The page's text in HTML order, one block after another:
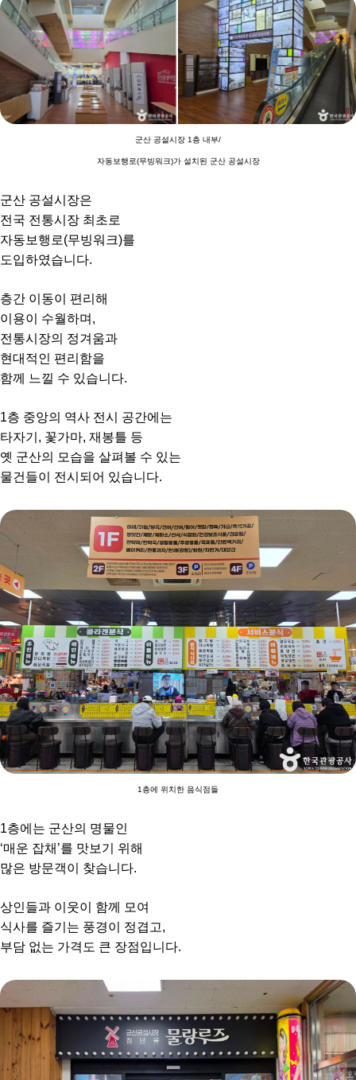
군산 공설시장 1층 내부/
자동보행로(무빙워크)가 설치된 군산 공설시장
군산 공설시장은
전국 전통시장 최초로
자동보행로(무빙워크)를
도입하였습니다.
층간 이동이 편리해
이용이 수월하며,
전통시장의 정겨움과
현대적인 편리함을
함께 느낄 수 있습니다.
1층 중앙의 역사 전시 공간에는
타자기, 꽃가마, 재봉틀 등
옛 군산의 모습을 살펴볼 수 있는
물건들이 전시되어 있습니다.
1층에 위치한 음식점들
1층에는 군산의 명물인
‘매운 잡채’를 맛보기 위해
많은 방문객이 찾습니다.
상인들과 이웃이 함께 모여
식사를 즐기는 풍경이 정겹고,
부담 없는 가격도 큰 장점입니다.